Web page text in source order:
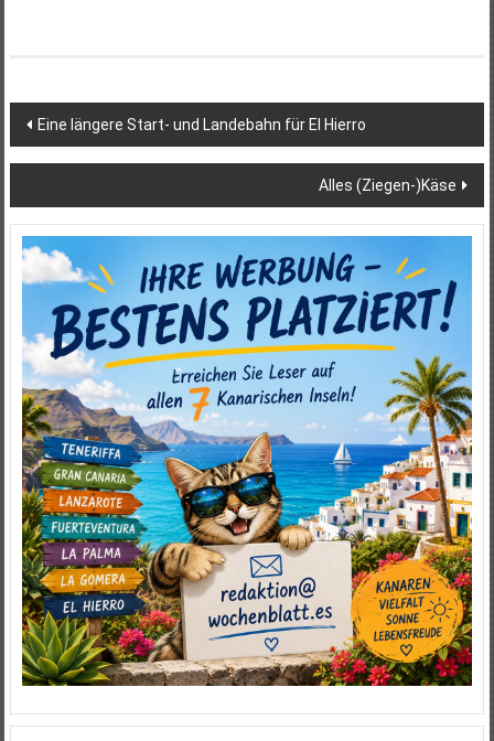
Beitragsnavigation
Eine längere Start- und Landebahn für El Hierro
Alles (Ziegen-)Käse